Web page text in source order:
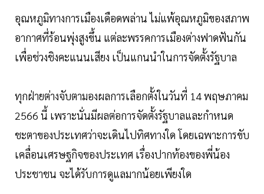
อุณหภูมิทางการเมืองเดือดพล่าน ไม่แพ้อุณหภูมิของสภาพ
อากาศที่ร้อนพุ่งสูงขึ้น แต่ละพรรคการเมืองต่างฟาดฟันกัน
เพื่อช่วงชิงคะแนนเสียง เป็นแกนนำในการจัดตั้งรัฐบาล
ทุกฝ่ายต่างจับตามองผลการเลือกตั้งในวันที่ 14 พฤษภาคม
2566 นี้ เพราะนั่นมีผลต่อการจัดตั้งรัฐบาลและกำหนด
ชะตาของประเทศว่าจะเดินไปทิศทางใด โดยเฉพาะการขับ
เคลื่อนเศรษฐกิจของประเทศ เรื่องปากท้องของพี่น้อง
ประชาชน จะได้รับการดูแลมากน้อยเพียงใด